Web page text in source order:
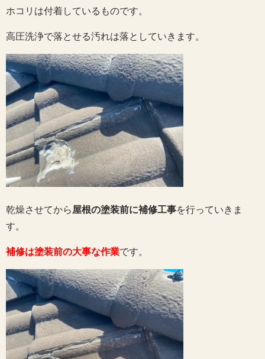
ホコリは付着しているものです。
高圧洗浄で落とせる汚れは落としていきます。
乾燥させてから屋根の塗装前に補修工事を行っていきま
す。
補修は塗装前の大事な作業です。